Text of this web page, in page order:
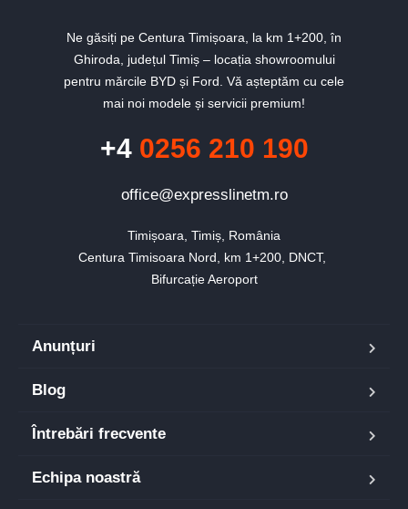
Ne găsiți pe Centura Timișoara, la km 1+200, în
Ghiroda, județul Timiș – locația showroomului
pentru mărcile BYD și Ford. Vă așteptăm cu cele
mai noi modele și servicii premium!
+40256 210 190
office@expresslinetm.ro
Timișoara, Timiș, România
Centura Timisoara Nord, km 1+200, DNCT,
Bifurcație Aeroport
Anunțuri
Blog
Întrebări frecvente
Echipa noastră